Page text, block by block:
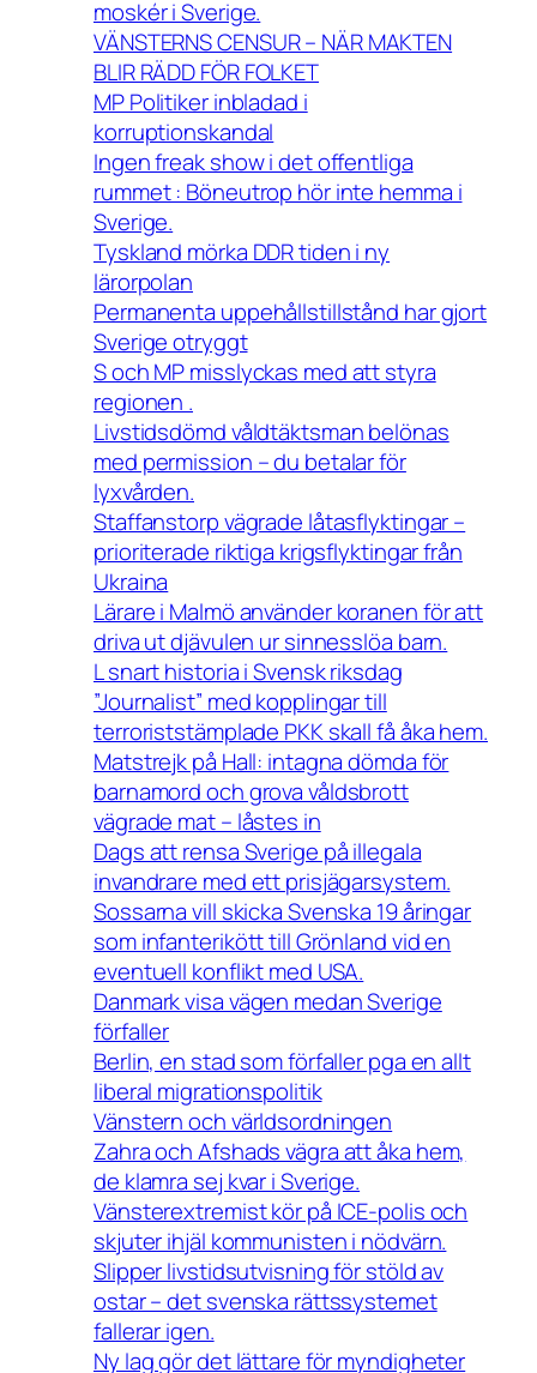
moskér i Sverige.
VÄNSTERNS CENSUR – NÄR MAKTEN
BLIR RÄDD FÖR FOLKET
MP Politiker inbladad i
korruptionskandal
Ingen freak show i det offentliga
rummet : Böneutrop hör inte hemma i
Sverige.
Tyskland mörka DDR tiden i ny
lärorpolan
Permanenta uppehållstillstånd har gjort
Sverige otryggt
S och MP misslyckas med att styra
regionen .
Livstidsdömd våldtäktsman belönas
med permission – du betalar för
lyxvården.
Staffanstorp vägrade låtasflyktingar –
prioriterade riktiga krigsflyktingar från
Ukraina
Lärare i Malmö använder koranen för att
driva ut djävulen ur sinnesslöa barn.
L snart historia i Svensk riksdag
”Journalist” med kopplingar till
terroriststämplade PKK skall få åka hem.
Matstrejk på Hall: intagna dömda för
barnamord och grova våldsbrott
vägrade mat – låstes in
Dags att rensa Sverige på illegala
invandrare med ett prisjägarsystem.
Sossarna vill skicka Svenska 19 åringar
som infanterikött till Grönland vid en
eventuell konflikt med USA.
Danmark visa vägen medan Sverige
förfaller
Berlin, en stad som förfaller pga en allt
liberal migrationspolitik
Vänstern och världsordningen
Zahra och Afshads vägra att åka hem,
de klamra sej kvar i Sverige.
Vänsterextremist kör på ICE-polis och
skjuter ihjäl kommunisten i nödvärn.
Slipper livstidsutvisning för stöld av
ostar – det svenska rättssystemet
fallerar igen.
Ny lag gör det lättare för myndigheter